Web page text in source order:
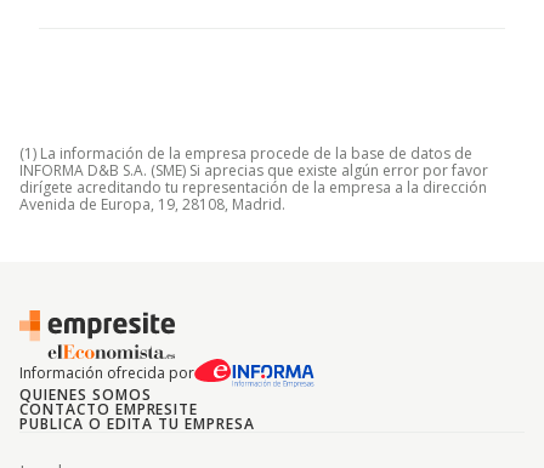
(1) La información de la empresa procede de la base de datos de
INFORMA D&B S.A. (SME) Si aprecias que existe algún error por favor
dirígete acreditando tu representación de la empresa a la dirección
Avenida de Europa, 19, 28108, Madrid.
Información ofrecida por
QUIENES SOMOS
CONTACTO EMPRESITE
PUBLICA O EDITA TU EMPRESA